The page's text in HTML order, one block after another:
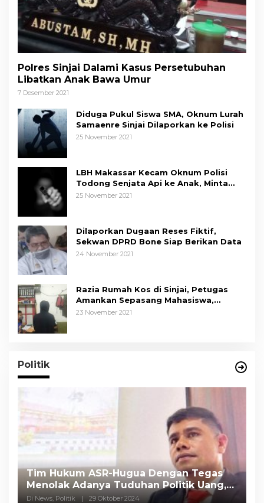
Polres Sinjai Dalami Kasus Persetubuhan
Libatkan Anak Bawa Umur
7 Desember 2021
Diduga Pukul Siswa SMA, Oknum Lurah
Samaenre Sinjai Dilaporkan ke Polisi
25 November 2021
LBH Makassar Kecam Oknum Polisi
Todong Senjata Api ke Anak, Minta
Kapolda Sulsel Tindak Tegas
25 November 2021
Dilaporkan Dugaan Reses Fiktif,
Sekwan DPRD Bone Siap Berikan Data
24 November 2021
Razia Rumah Kos di Sinjai, Petugas
Amankan Sepasang Mahasiswa,
Mengaku Berpacaran
23 November 2021
Politik
Tim Hukum ASR-Hugua Dengan Tegas
Menolak Adanya Tuduhan Politik Uang,
Pasar Murah Tidak Dilaksanakan Oleh
Di News, Politik | 29 Oktober 2024